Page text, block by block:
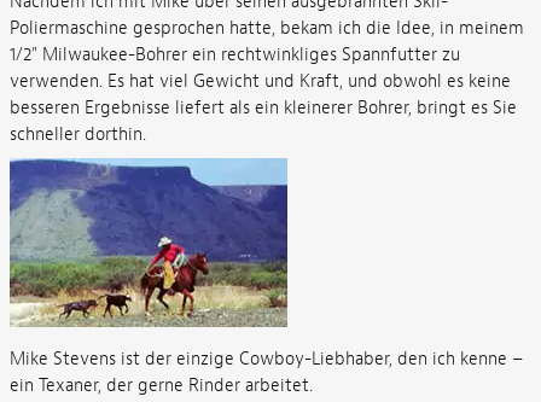
Poliermaschine gesprochen hatte, bekam ich die Idee, in meinem
1/2" Milwaukee-Bohrer ein rechtwinkliges Spannfutter zu
verwenden. Es hat viel Gewicht und Kraft, und obwohl es keine
besseren Ergebnisse liefert als ein kleinerer Bohrer, bringt es Sie
schneller dorthin.
Mike Stevens ist der einzige Cowboy-Liebhaber, den ich kenne –
ein Texaner, der gerne Rinder arbeitet.